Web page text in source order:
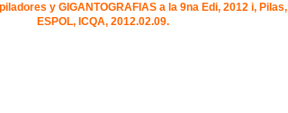
y GIGANTOGRAFIAS a la 9na Edi, 2012 i, Pilas,
ESPOL, ICQA, 2012.02.09.